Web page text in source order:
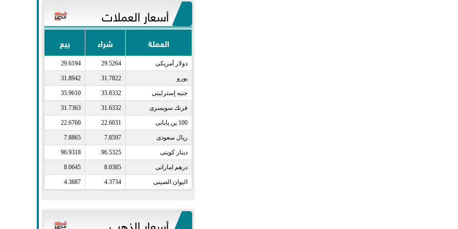
أسعار العملات
العملة شراء بيع
دولار أمريكى​ 29.5264
29.6194
يورو​ 31.7822
31.8942
جنيه إسترلينى​ 35.8332
35.9610
فرنك سويسرى​ 31.6332
31.7363
100 ين يابانى​ 22.6031
22.6760
ريال سعودى​ 7.8597
7.8865
دينار كويتى​ 96.5325
96.9318
درهم اماراتى​ 8.0385
8.0645
اليوان الصينى​ 4.3734
4.3887
أسعار الذهب